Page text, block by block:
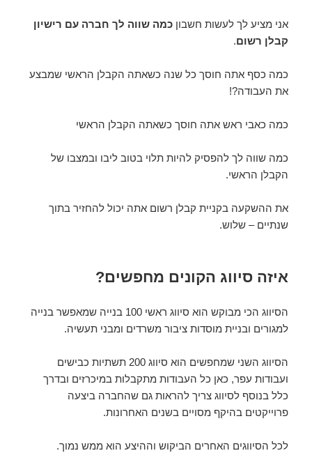
אני מציע לך לעשות חשבוןכמה שווה לך חברה עם רישיון
קבלן רשום.
כמה כסף אתה חוסך כל שנה כשאתה הקבלן הראשי שמבצע
את העבודה?!
כמה כאבי ראש אתה חוסך כשאתה הקבלן הראשי
כמה שווה לך להפסיק להיות תלוי בטוב ליבו ובמצבו של
הקבלן הראשי.
את ההשקעה בקניית קבלן רשום אתה יכול להחזיר בתוך
שנתיים – שלוש.
איזה סיווג הקונים מחפשים?
הסיווג הכי מבוקש הוא סיווג ראשי 100 בנייה שמאפשר בנייה
למגורים ובניית מוסדות ציבור משרדים ומבני תעשיה.
הסיווג השני שמחפשים הוא סיווג 200 תשתיות כבישים
ועבודות עפר, כאן כל העבודות מתקבלות במיכרזים ובדרך
כלל בנוסף לסיווג צריך להראות גם שהחברה ביצעה
פרוייקטים בהיקף מסויים בשנים האחרונות.
לכל הסיווגים האחרים הביקוש וההיצע הוא ממש נמוך.